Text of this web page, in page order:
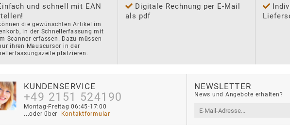
und schnell mit EAN
die gewünschten Artikel im
in der Schnellerfassung mit
Scanner erfassen. Dazu müssen
ihren Mauscursor in der
platzieren.
Digitale Rechnung per E-Mail
als pdf
KUNDENSERVICE
+49 2151 524190
Montag-Freitag 06:45-17:00
...oder über
Kontaktformular
NEWSLETTER
News und Angebote erhalten?